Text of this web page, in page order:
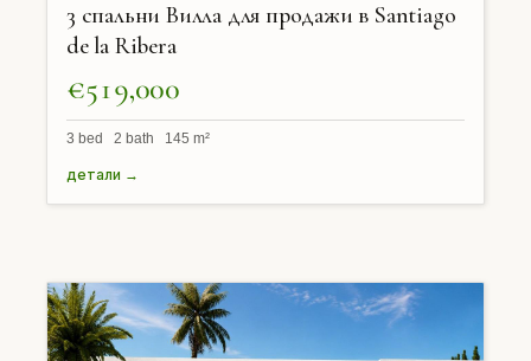
3 спальни Вилла для продажи в Santiago
de la Ribera
€519,000
3 bed 2 bath 145 m²
детали →